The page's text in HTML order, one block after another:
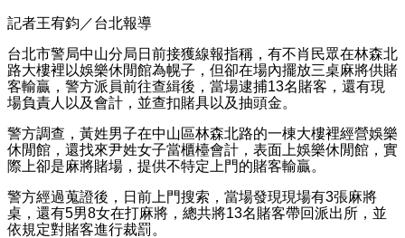
記者王宥鈞／台北報導
台北市警局中山分局日前接獲線報指稱，有不肖民眾在林森北
路大樓裡以娛樂休閒館為幌子，但卻在場內擺放三桌麻將供賭
客輸贏，警方派員前往查緝後，當場逮捕13名賭客，還有現
場負責人以及會計，並查扣賭具以及抽頭金。
警方調查，黃姓男子在中山區林森北路的一棟大樓裡經營娛樂
休閒館，還找來尹姓女子當櫃檯會計，表面上娛樂休閒館，實
際上卻是麻將賭場，提供不特定上門的賭客輸贏。
警方經過蒐證後，日前上門搜索，當場發現現場有3張麻將
桌，還有5男8女在打麻將，總共將13名賭客帶回派出所，並
依規定對賭客進行裁罰。